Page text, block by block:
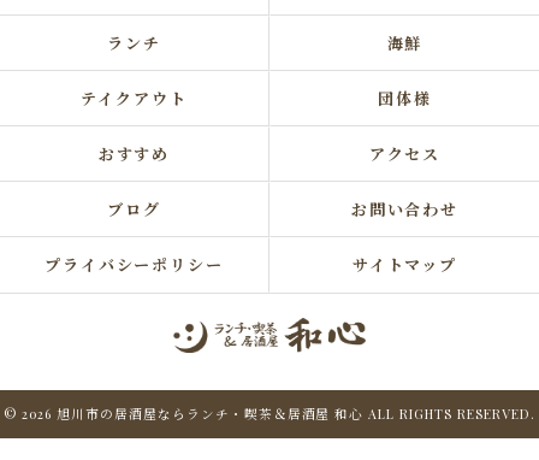
ランチ 海鮮
テイクアウト 団体様
おすすめ アクセス
ブログ お問い合わせ
プライバシーポリシー サイトマップ
© 2026 旭川市の居酒屋ならランチ・喫茶＆居酒屋 和心 ALL RIGHTS RESERVED.